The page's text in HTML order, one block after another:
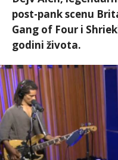
post-pank scenu
Gang of Four i
godini života.